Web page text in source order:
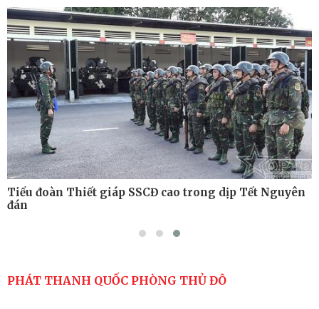
Tiểu đoàn Thiết giáp hoàn thành tốt diễn tập chiến
thuật có bắn đạn thật
Nơi sinh viên rèn ý trí, luyện kỹ năng
Tiểu đoàn Thiết giáp SSCĐ cao trong dịp Tết Nguyên
đán
PHÁT THANH QUỐC PHÒNG THỦ ĐÔ